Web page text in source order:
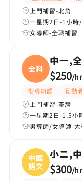
上門補習-北角
一星期2日-1小時
女導師-全職補習
全科
中一,
$250/hr
指導功課 互動
上門補習-荃灣
一星期2日-1.5小
男導師/女導師-
中國
語文
小二,
$300/hr